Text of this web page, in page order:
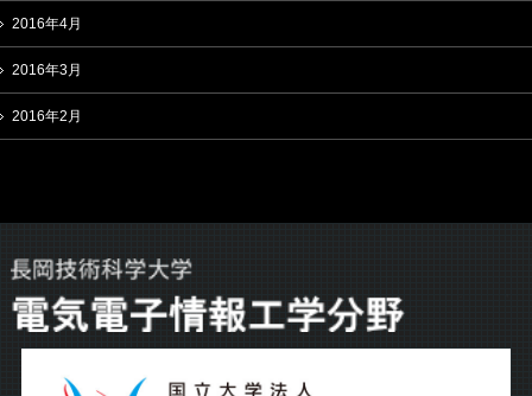
2016年4月
2016年3月
2016年2月